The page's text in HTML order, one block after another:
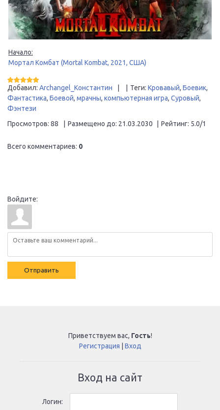
Начало:
Мортал Комбат (Mortal Kombat, 2021, США)
Добавил: Archangel_Константин Теги: Кровавый, Боевик,
Фантастика, Боевой, мрачны, компьютерная игра, Суровый,
Фэнтези
Просмотров: 88 Размещено до: 21.03.2030 Рейтинг: 5.0/1
Всего комментариев: 0
Войдите:
Отправить
Приветствуем вас, Гость!
Регистрация
Вход
Вход на сайт
Логин: